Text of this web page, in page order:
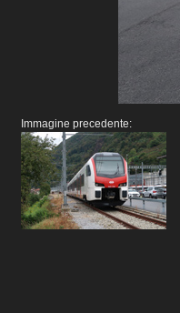
Immagine precedente: